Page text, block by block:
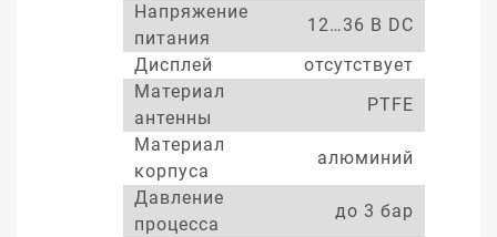
Напряжение
питания
12…36 В DC
Дисплей
отсутствует
Материал
антенны
PTFE
Материал
корпуса
алюминий
Давление
процесса
до 3 бар